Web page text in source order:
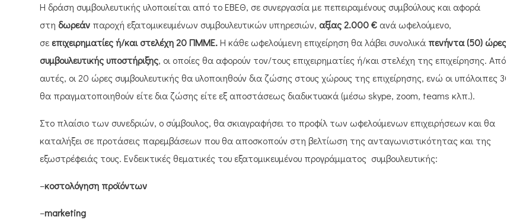
Η δράση συμβουλευτικής υλοποιείται από το ΕΒΕΘ, σε συνεργασία με πεπειραμένους συμβούλους και αφορά
στη δωρεάν παροχή εξατομικευμένων συμβουλευτικών υπηρεσιών, αξίας 2.000 € ανά ωφελούμενο,
σε επιχειρηματίες ή/και στελέχη 20 ΠΜΜΕ.Η κάθε ωφελούμενη επιχείρηση θα λάβει συνολικά πενήντα (50) ώρες
συμβουλευτικής υποστήριξης, οι οποίες θα αφορούν τον/τους επιχειρηματίες ή/και στελέχη της επιχείρησης. Από
αυτές, οι 20 ώρες συμβουλευτικής θα υλοποιηθούν δια ζώσης στους χώρους της επιχείρησης, ενώ οι υπόλοιπες 30
θα πραγματοποιηθούν είτε δια ζώσης είτε εξ αποστάσεως διαδικτυακά (μέσω skype, zoom, teams κλπ.).
Στο πλαίσιο των συνεδριών, ο σύμβουλος, θα σκιαγραφήσει το προφίλ των ωφελούμενων επιχειρήσεων και θα
καταλήξει σε προτάσεις παρεμβάσεων που θα αποσκοπούν στη βελτίωση της ανταγωνιστικότητας και της
εξωστρέφειάς τους. Ενδεικτικές θεματικές του εξατομικευμένου προγράμματος συμβουλευτικής:
–κοστολόγηση προϊόντων
–marketing